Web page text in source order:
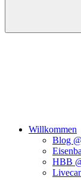
Willkommen
Blog
HBB